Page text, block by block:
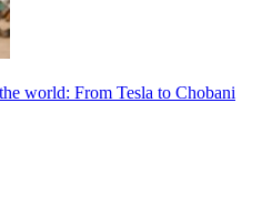
world: From Tesla to Chobani